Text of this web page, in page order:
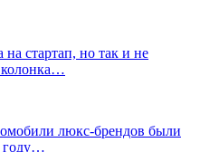
стартап, но так и не
колонка…
люкс-брендов были
году…